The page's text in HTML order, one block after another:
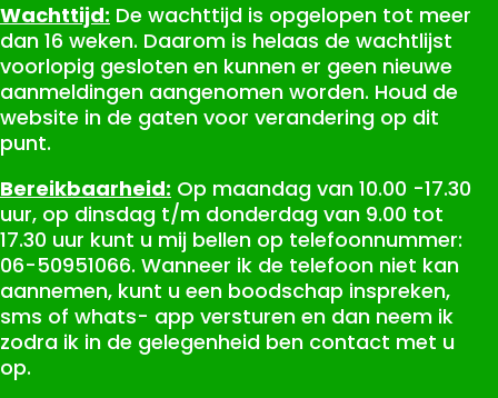
Wachttijd: De wachttijd is opgelopen tot meer
dan 16 weken. Daarom is helaas de wachtlijst
voorlopig gesloten en kunnen er geen nieuwe
aanmeldingen aangenomen worden. Houd de
website in de gaten voor verandering op dit
punt.
Bereikbaarheid: Op maandag van 10.00 -17.30
uur, op dinsdag t/m donderdag van 9.00 tot
17.30 uur kunt u mij bellen op telefoonnummer:
06-50951066. Wanneer ik de telefoon niet kan
aannemen, kunt u een boodschap inspreken,
sms of whats- app versturen en dan neem ik
zodra ik in de gelegenheid ben contact met u
op.